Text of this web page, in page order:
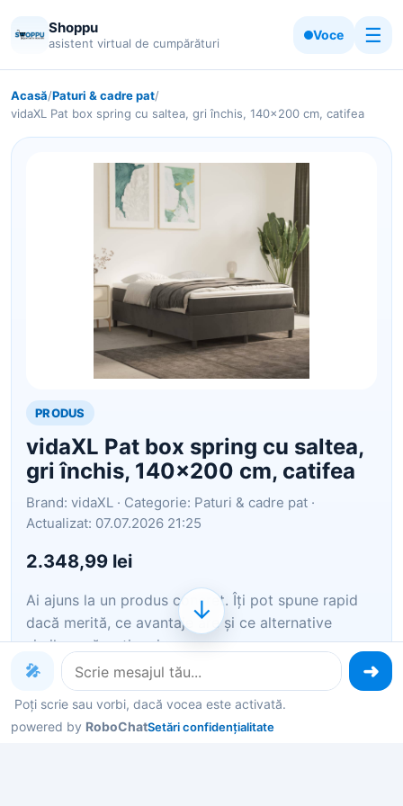
Shoppu
asistent virtual de cumpărături
Voce ☰
Acasă/Paturi & cadre pat/
vidaXL Pat box spring cu saltea, gri închis, 140x200 cm, catifea
PRODUS
vidaXL Pat box spring cu saltea,
gri închis, 140x200 cm, catifea
Brand: vidaXL · Categorie: Paturi & cadre pat ·
Actualizat: 07.07.2026 21:25
2.348,99 lei
Ai ajuns la un produs concret. Îți pot spune rapid
dacă merită, ce avantaje are și ce alternative
similare găsești mai ușor.
Pe scurt: Folosiți acest pat box spring cu arcuri,
pentru a vă bucura de un somn bun noaptea! Vă
oferă o relaxare maximă și un somn plăcut. Catifea
🎤
Poți scrie sau vorbi, dacă vocea este activată.
powered by RoboChatSetări confidențialitate
↓